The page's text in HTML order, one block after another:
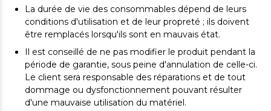
La durée de vie des consommables dépend de leurs
conditions d'utilisation et de leur propreté ; ils doivent
être remplacés lorsqu'ils sont en mauvais état.
Il est conseillé de ne pas modifier le produit pendant la
période de garantie, sous peine d'annulation de celle-ci.
Le client sera responsable des réparations et de tout
dommage ou dysfonctionnement pouvant résulter
d'une mauvaise utilisation du matériel.